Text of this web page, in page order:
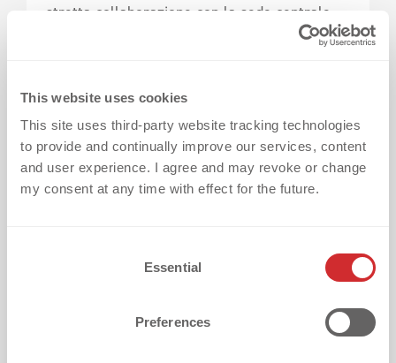
This website uses cookies
This site uses third-party website tracking technologies
to provide and continually improve our services, content
and user experience. I agree and may revoke or change
my consent at any time with effect for the future.
Essential
Preferences
stretta collaborazione con la sede centrale
Dallas Trinity FC
Applichiamo o ti guidiamo nel farlo